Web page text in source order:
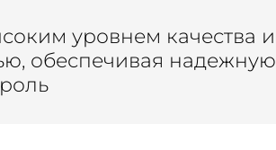
уровнем качества и
обеспечивая надежную